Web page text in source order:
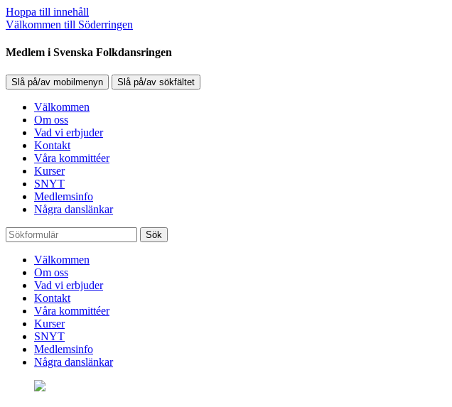
Hoppa till innehåll
Välkommen till Söderringen
Medlem i Svenska Folkdansringen
Slå på/av mobilmenyn Slå på/av sökfältet
Välkommen
Om oss
Vad vi erbjuder
Kontakt
Våra kommittéer
Kurser
SNYT
Medlemsinfo
Några danslänkar
Sök
Välkommen
Om oss
Vad vi erbjuder
Kontakt
Våra kommittéer
Kurser
SNYT
Medlemsinfo
Några danslänkar